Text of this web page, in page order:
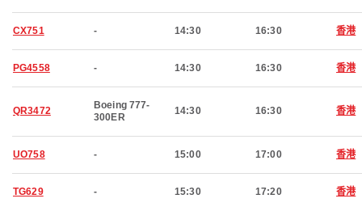
CX751 - 14:30 16:30 香港
PG4558 - 14:30 16:30 香港
QR3472
Boeing 777-
300ER
14:30 16:30 香港
UO758 - 15:00 17:00 香港
TG629 - 15:30 17:20 香港